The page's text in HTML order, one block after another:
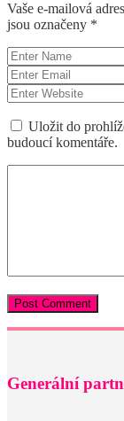
Vaše e-mailová
jsou označeny *
Uložit do
budoucí komentáře.
Generální